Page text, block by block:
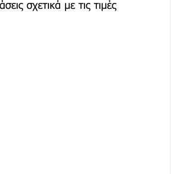
σχετικά με τις τιμές